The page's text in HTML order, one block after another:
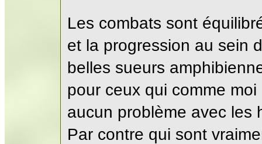
Les combats sont
et la progression au sein
belles sueurs
pour ceux qui comme
aucun problème avec les
Par contre qui sont